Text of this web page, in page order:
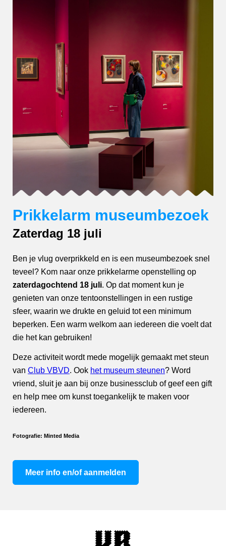
Prikkelarm museumbezoek
Zaterdag 18 juli
Ben je vlug overprikkeld en is een museumbezoek snel
teveel? Kom naar onze prikkelarme openstelling op
zaterdagochtend 18 juli. Op dat moment kun je
genieten van onze tentoonstellingen in een rustige
sfeer, waarin we drukte en geluid tot een minimum
beperken. Een warm welkom aan iedereen die voelt dat
die het kan gebruiken!
Deze activiteit wordt mede mogelijk gemaakt met steun
van Club VBVD. Ook het museum steunen? Word
vriend, sluit je aan bij onze businessclub of geef een gift
en help mee om kunst toegankelijk te maken voor
iedereen.
Fotografie: Minted Media
Meer info en/of aanmelden